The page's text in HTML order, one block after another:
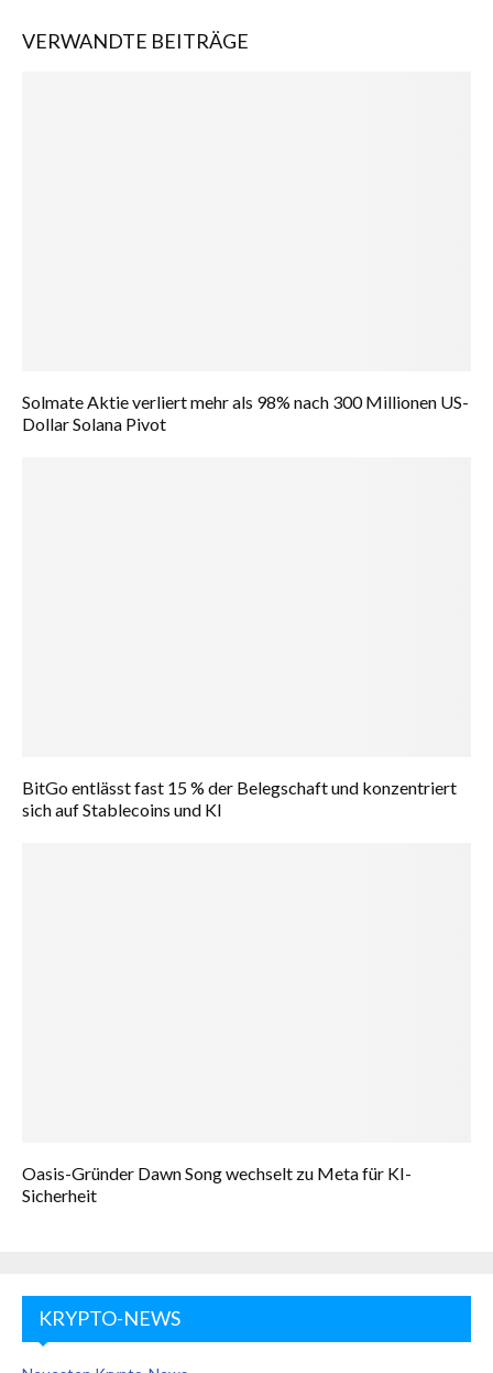
VERWANDTE BEITRÄGE
Solmate Aktie verliert mehr als 98% nach 300 Millionen US-
Dollar Solana Pivot
BitGo entlässt fast 15 % der Belegschaft und konzentriert
sich auf Stablecoins und KI
Oasis-Gründer Dawn Song wechselt zu Meta für KI-
Sicherheit
KRYPTO-NEWS